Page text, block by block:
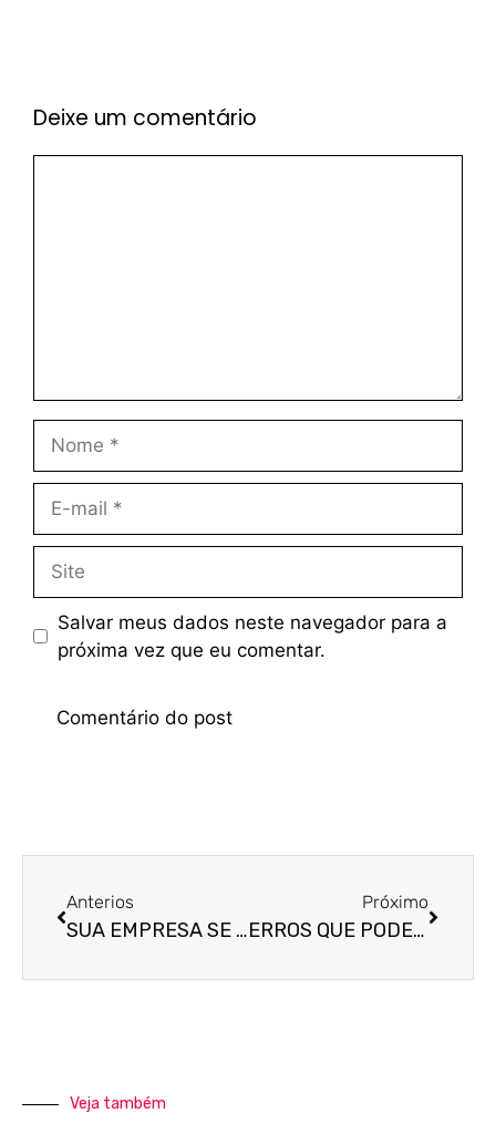
Deixe um comentário
Salvar meus dados neste navegador para a
próxima vez que eu comentar.
Anterios
SUA EMPRESA SE ADAPTOU AO HOME OFFICE E AGORA QUER FECHAR O ESCRITÓRIO?
Próximo
ERROS QUE PODEM PREJUDICAR SUA EMPRESA
Veja também